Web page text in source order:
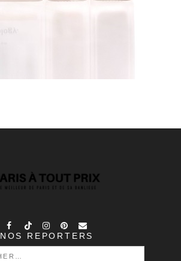
NOS REPORTERS